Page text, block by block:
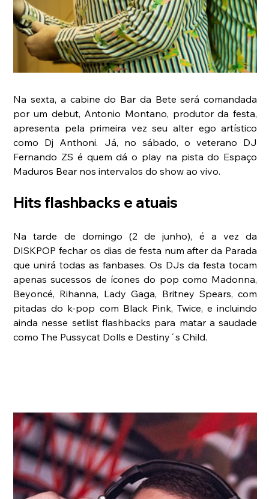
Na sexta, a cabine do Bar da Bete será comandada
por um debut, Antonio Montano, produtor da festa,
apresenta pela primeira vez seu alter ego artístico
como Dj Anthoni. Já, no sábado, o veterano DJ
Fernando ZS é quem dá o play na pista do Espaço
Maduros Bear nos intervalos do show ao vivo.
Hits flashbacks e atuais
Na tarde de domingo (2 de junho), é a vez da
DISKPOP fechar os dias de festa num after da Parada
que unirá todas as fanbases. Os DJs da festa tocam
apenas sucessos de ícones do pop como Madonna,
Beyoncé, Rihanna, Lady Gaga, Britney Spears, com
pitadas do k-pop com Black Pink, Twice, e incluindo
ainda nesse setlist flashbacks para matar a saudade
como The Pussycat Dolls e Destiny´s Child.